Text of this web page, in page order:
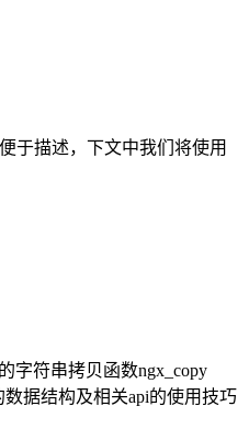
于描述，下文中我们将使用
字符串拷贝函数ngx_copy
据结构及相关api的使用技巧